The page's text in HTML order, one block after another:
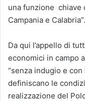
una funzione chiave
Campania e Calabria”.
Da qui l’appello di
economici in campo
“senza indugio e
definiscano le
realizzazione del